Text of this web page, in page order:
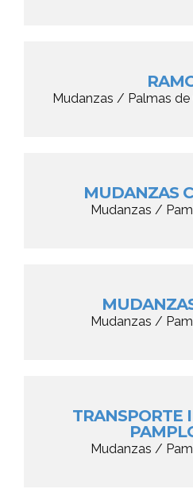
Mudanzas / Palmas de
MUDANZAS
Mudanzas /
Mudanzas /
TRANSPORTE
Mudanzas /